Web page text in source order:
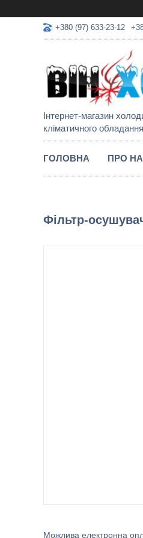
+380 (97) 633-23-12
Інтернет-магазин
кліматичного обладання
ГОЛОВНА ПРО
Фільтр-